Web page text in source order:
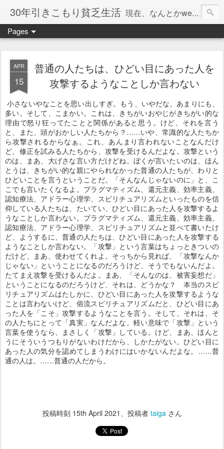
30年引きこもり貧乏生活 現在、なんとかweb系の仕事で食べています。このブログで扱う問題は「この世とはなにか」「人生とはなにか」「人間とはなにか」「強迫神経症の原因と解決法」「うつ病の原因と寄り添う方法」「家族の問題」などについてです。
Pages
APR
15
普通の人たちは、ひどい目にあった人を
攻撃するようなことしか言わない
小さないやなことを思い出しすぎ。もう、いやだな。あまりにも、
多い。そして、こまかい。これは、きちがいおやじがきちがい的な
理由で怒り狂ってたことと関係があると思う。けど、それを言う
と、また、頭がおかしい人たちから？……いや、常識的な人たちか
ら攻撃されるからなぁ。これ、あんまり言われないことなんだけ
ど、修正を試みる人たちから、攻撃を受けるんだよな。攻撃という
のは、まあ、大げさな言い方だけどね。ぼくが言いたいのは、ほん
とうは、きちがい的な親にやられなかった普通の人たちが、わりと
ひどいことを言うということだ。「そんなんじゃないのに」と、こ
こでも言いたくなるよ。プラグマティズム、還元主義、効率主義、
認知療法、アドラー心理学、スピリチュアリズムといったものを信
仰している人たちは、たいてい、ひどい目にあった人を攻撃するよ
うなことしか言わない。プラグマティズム、還元主義、効率主義、
認知療法、アドラー心理学、スピリチュアリズムと並べて書いたけ
ど、ようするに、普通の人たちは、ひどい目にあった人を攻撃する
ようなことしか言わない。「攻撃」という言葉はちょっときついの
だけど、まあ、使わせてくれよ。そっちから見れば、「攻撃なんか
じゃない」ということになるのだろうけど、そうでもないんだよ。
たてまえ攻撃を受けるんだよ。まあ、「そんなのは、被害妄想だ」
ということになるのだろうけど、それは、どうかな？ 本当のスピ
リチュアリズムはたしかに、ひどい目にあった人を攻撃するような
ことは言わないけど、俗流スピリチュアリズムだと、ひどい目にあ
った人を「こそ」攻撃するようなことを言う。そして、それは、そ
の人たちにとって「真実」なんだよな。軽い意味で「攻撃」という
言葉を使うなら、まさしく「攻撃」している。けど、まあ、ほんと
うにそういうつもりがないわけだから、しかたがない。ひどい目に
あった人の気分を認めてしまうわけにはいかないんだよな。……普
通の人は。……普通の人だから。
投稿時刻 15th April 2021 、投稿者 taigaさん